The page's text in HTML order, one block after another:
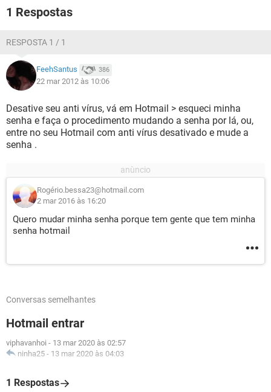
1 Respostas
RESPOSTA 1 / 1
FeehSantus 386
22 mar 2012 às 10:06
Desative seu anti vírus, vá em Hotmail > esqueci minha
senha e faça o procedimento mudando a senha por lá, ou,
entre no seu Hotmail com anti vírus desativado e mude a
senha .
Rogério.bessa23@hotmail.com
2 mar 2016 às 16:20
Quero mudar minha senha porque tem gente que tem minha
senha hotmail
Conversas semelhantes
Hotmail entrar
viphavanhoi - 13 mar 2020 às 02:57
ninha25 - 13 mar 2020 às 04:03
1 Respostas